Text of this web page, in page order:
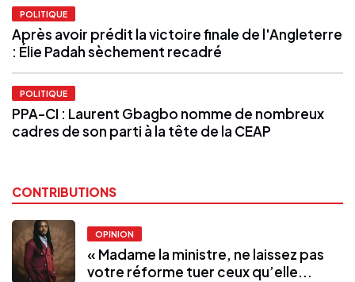
POLITIQUE
Après avoir prédit la victoire finale de l'Angleterre
: Élie Padah sèchement recadré
POLITIQUE
PPA-CI : Laurent Gbagbo nomme de nombreux
cadres de son parti à la tête de la CEAP
CONTRIBUTIONS
OPINION
« Madame la ministre, ne laissez pas
votre réforme tuer ceux qu’elle...